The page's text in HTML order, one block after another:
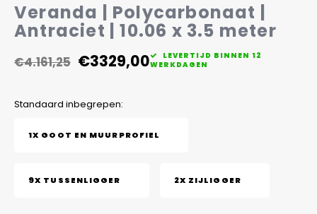
Veranda | Polycarbonaat |
Antraciet | 10.06 x 3.5 meter
€4.161,25 €3329,00
LEVERTIJD BINNEN 12
WERKDAGEN
Standaard inbegrepen:
1X GOOT EN MUURPROFIEL
9X TUSSENLIGGER 2X ZIJLIGGER